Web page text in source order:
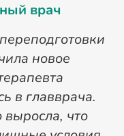
врач
новое
в главврача.
выросла, что